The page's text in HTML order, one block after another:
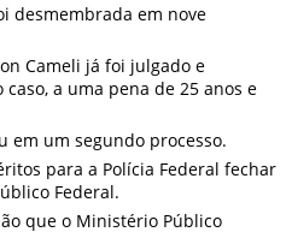
desmembrada em nove
Cameli já foi julgado e
a uma pena de 25 anos e
em um segundo processo.
para a Polícia Federal fechar
Federal.
que o Ministério Público